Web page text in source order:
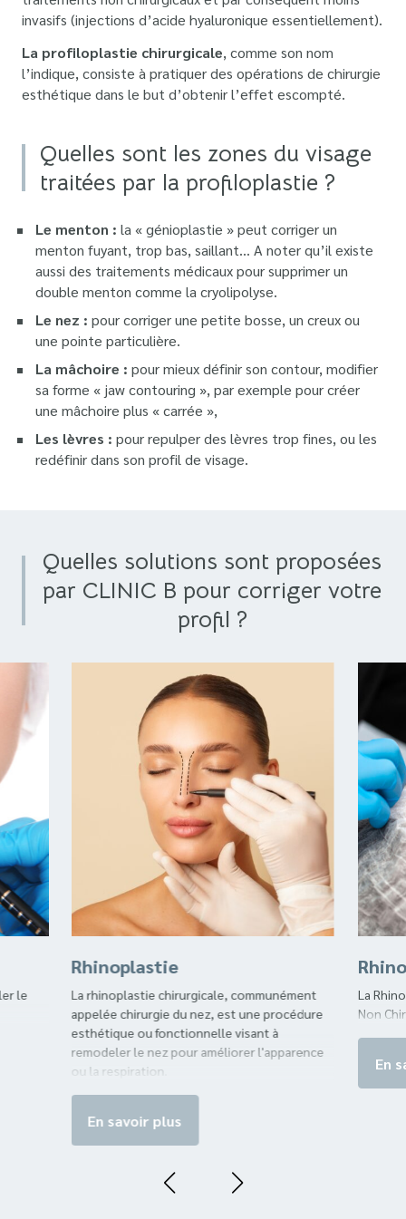
invasifs (injections d’acide hyaluronique essentiellement).
La profiloplastie chirurgicale, comme son nom
l’indique, consiste à pratiquer des opérations de chirurgie
esthétique dans le but d’obtenir l’effet escompté.
Quelles sont les zones du visage
traitées par la profiloplastie ?
Le menton : la « génioplastie » peut corriger un
menton fuyant, trop bas, saillant… A noter qu’il existe
aussi des traitements médicaux pour supprimer un
double menton comme la cryolipolyse.
Le nez : pour corriger une petite bosse, un creux ou
une pointe particulière.
La mâchoire : pour mieux définir son contour, modifier
sa forme « jaw contouring », par exemple pour créer
une mâchoire plus « carrée »,
Les lèvres : pour repulper des lèvres trop fines, ou les
redéfinir dans son profil de visage.
Quelles solutions sont proposées
par CLINIC B pour corriger votre
profil ?
le
Rhinoplastie
La rhinoplastie chirurgicale, communément
appelée chirurgie du nez, est une procédure
esthétique ou fonctionnelle visant à
remodeler le nez pour améliorer l'apparence
ou la respiration.
En savoir plus
La
Non
En